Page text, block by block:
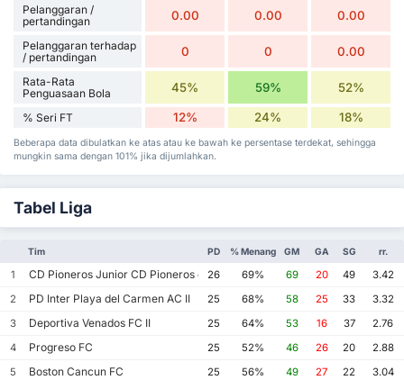
Pelanggaran /
pertandingan
0.00 0.00 0.00
Pelanggaran terhadap
/ pertandingan
0 0 0.00
Rata-Rata
Penguasaan Bola
45% 59% 52%
% Seri FT 12% 24% 18%
Beberapa data dibulatkan ke atas atau ke bawah ke persentase terdekat, sehingga
mungkin sama dengan 101% jika dijumlahkan.
Tabel Liga
Tim PD % Menang GM GA SG rr.
1 CD Pioneros Junior CD Pioneros de Cancun II
26 69% 69 20 49
3.42
2
PD Inter Playa del Carmen AC II 25 68% 58 25 33
3.32
3
Deportiva Venados FC II 25 64% 53 16 37
2.76
4
Progreso FC 25 52% 46 26 20
2.88
5
Boston Cancun FC 25 56% 49 27 22
3.04